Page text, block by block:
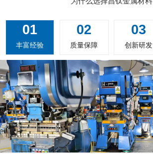
01
丰富经验
02
质量保障
03
创新研发